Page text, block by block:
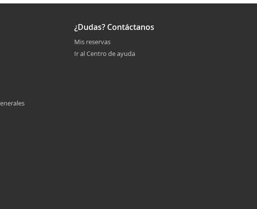
¿Dudas? Contáctanos
Mis reservas
Ir al Centro de ayuda